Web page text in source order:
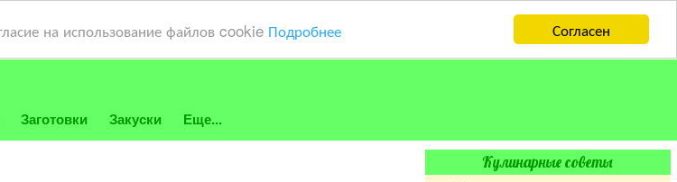
Согласен
на использование файлов cookie Подробнее
Заготовки Закуски Еще...
Кулинарные советы